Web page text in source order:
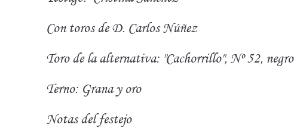
Con toros de D. Carlos Núñez
Toro de la alternativa: "Cachorrillo", Nº 52,
Terno: Grana y oro
Notas del festejo